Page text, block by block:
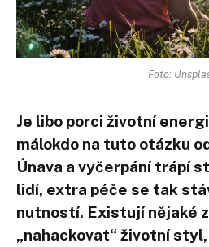
Foto:
Je libo porci životní
málokdo na tuto otázku
Únava a vyčerpání trápí
lidí, extra péče se tak
nutností. Existují nějaké
„nahackovat“ životní